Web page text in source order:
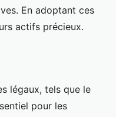
En adoptant ces
actifs précieux.
légaux, tels que le
pour les